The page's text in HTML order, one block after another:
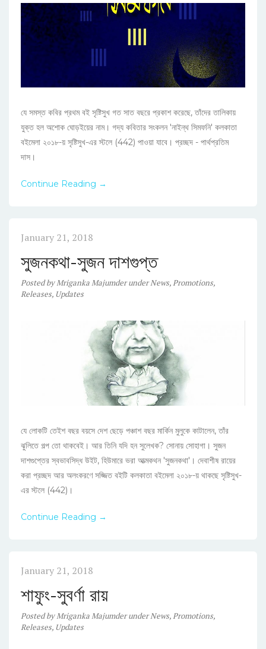
যে সমস্ত কবির প্রথম বই সৃষ্টিসুখ গত সাত বছরে প্রকাশ করেছে, তাঁদের তালিকায়
যুক্ত হল অশোক ঘোড়ইয়ের নাম। গদ্য কবিতার সংকলন 'নাইন্থ সিমফনি' কলকাতা
বইমেলা ২০১৮-য় সৃষ্টিসুখ-এর স্টলে (442) পাওয়া যাবে। প্রচ্ছদ - পার্থপ্রতিম
দাস।
Continue Reading →
January 21, 2018
সুজনকথা-সুজন দাশগুপ্ত
PostedbyMriganka Majumder underNews,Promotions,
Releases, Updates
যে লোকটি তেইশ বছর বয়সে দেশ ছেড়ে পঞ্চাশ বছর মার্কিন মুলুকে কাটালেন, তাঁর
ঝুলিতে গল্প তো থাকবেই। আর তিনি যদি হন সুলেখক? সোনায় সোহাগা। সুজন
দাশগুপ্তের স্বভাবসিদ্ধ উইট, হিউমারে ভরা আত্মকথন 'সুজনকথা'। দেবাশীষ রায়ের
করা প্রচ্ছদ আর অলংকরণে সজ্জিত বইটি কলকাতা বইমেলা ২০১৮-য় থাকছে সৃষ্টিসুখ-
এর স্টলে (442)।
Continue Reading →
January 21, 2018
শাফুং-সুবর্ণা রায়
PostedbyMriganka Majumder underNews,Promotions,
Releases, Updates